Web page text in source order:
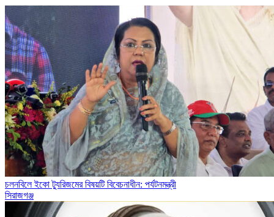
চলনবিলে ইকো ট্যুরিজমের বিষয়টি বিবেচনাধীন: পর্যটনমন্ত্রী
সিরাজগঞ্জ